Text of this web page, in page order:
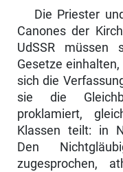
Die Priester
Canones der
UdSSR müssen
Gesetze
sich die
sie die
proklamiert,
Klassen teilt: in
Den
zugesprochen,